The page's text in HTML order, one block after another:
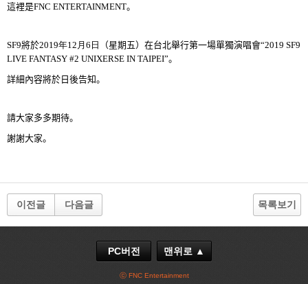
這裡是FNC ENTERTAINMENT。
SF9將於2019年12 月 6 日 （星期五）在台北舉行第一場單獨演唱會“2019 SF9
LIVE FANTASY #2 UNIXERSE IN TAIPEI”。
詳細內容將於日後告知。
請大家多多期待。
謝謝大家。
이전글 다음글 목록보기
PC버전 맨위로 ▲
ⓒ FNC Entertainment